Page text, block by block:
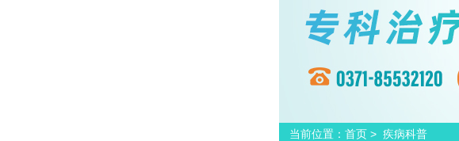
当前位置： 首页> 疾病科普